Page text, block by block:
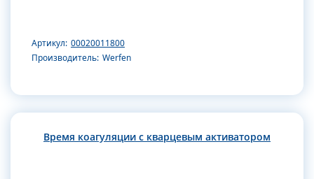
Артикул: 00020011800
Производитель: Werfen
Время коагуляции с кварцевым активатором